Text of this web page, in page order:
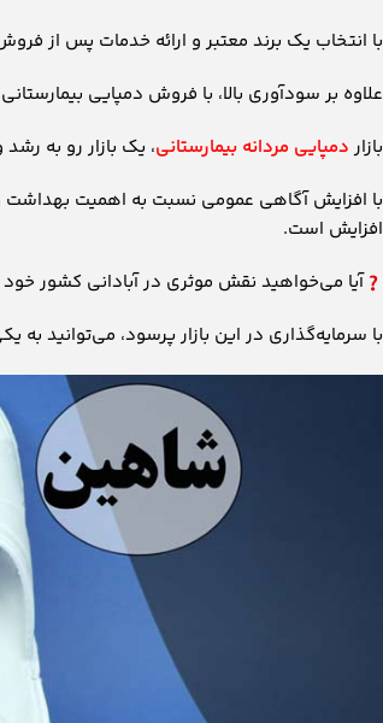
با انتخاب یک برند معتبر و ارائه خدمات پس از
علاوه بر سودآوری بالا، با فروش دمپایی
بازاردمپایی مردانه بیمارستانی، یک بازار رو به
با افزایش آگاهی عمومی نسبت به اهمیت بهداشت و
افزایش است.
آیا می‌خواهید نقش موثری در آبادانی کشور خود
با سرمایه‌گذاری در این بازار پرسود، می‌توانید